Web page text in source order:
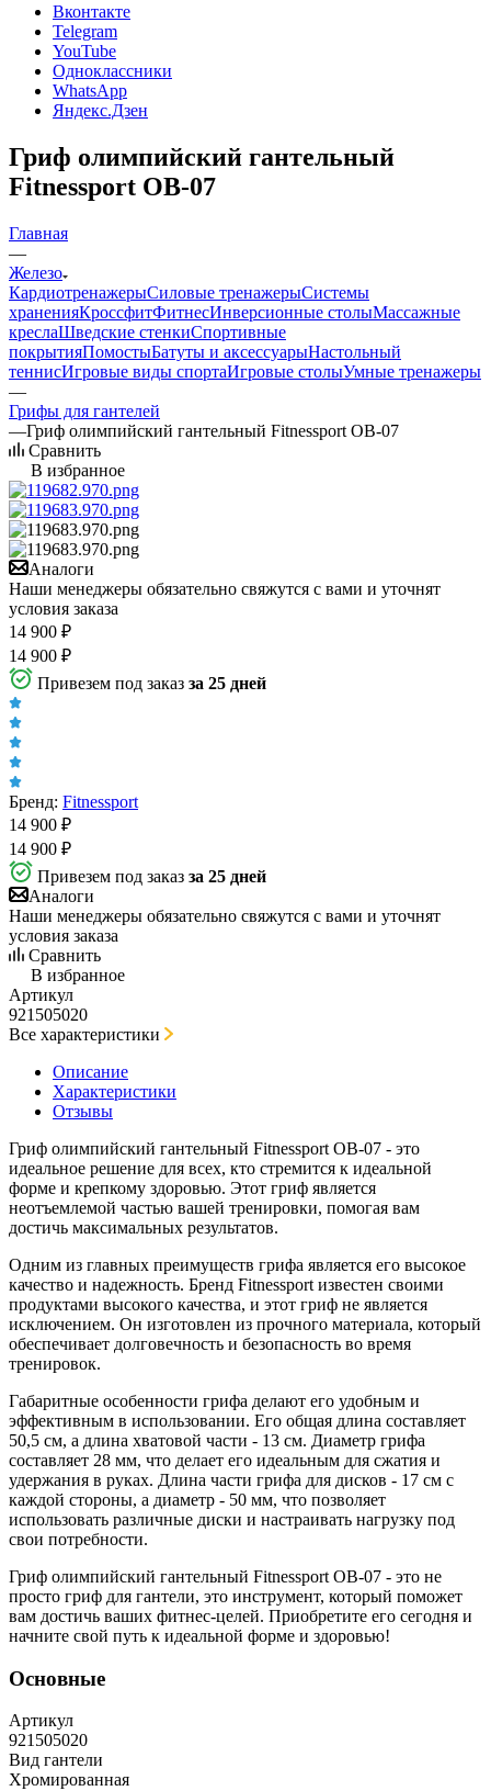
Вконтакте
Telegram
YouTube
Одноклассники
WhatsApp
Яндекс.Дзен
Гриф олимпийский гантельный
Fitnessport OB-07
Главная
—
Железо
КардиотренажерыСиловые тренажерыСистемы
храненияКроссфитФитнесИнверсионные столыМассажные
креслаШведские стенкиСпортивные
покрытияПомостыБатуты и аксессуарыНастольный
теннисИгровые виды спортаИгровые столыУмные тренажеры
—
Грифы для гантелей
—Гриф олимпийский гантельный Fitnessport OB-07
Сравнить
В избранное
Аналоги
Наши менеджеры обязательно свяжутся с вами и уточнят
условия заказа
14 900 ₽
14 900 ₽
Привезем под заказ за 25 дней
Бренд: Fitnessport
14 900 ₽
14 900 ₽
Привезем под заказ за 25 дней
Аналоги
Наши менеджеры обязательно свяжутся с вами и уточнят
условия заказа
Сравнить
В избранное
Артикул
921505020
Все характеристики
Описание
Характеристики
Отзывы
Гриф олимпийский гантельный Fitnessport OB-07 - это
идеальное решение для всех, кто стремится к идеальной
форме и крепкому здоровью. Этот гриф является
неотъемлемой частью вашей тренировки, помогая вам
достичь максимальных результатов.
Одним из главных преимуществ грифа является его высокое
качество и надежность. Бренд Fitnessport известен своими
продуктами высокого качества, и этот гриф не является
исключением. Он изготовлен из прочного материала, который
обеспечивает долговечность и безопасность во время
тренировок.
Габаритные особенности грифа делают его удобным и
эффективным в использовании. Его общая длина составляет
50,5 см, а длина хватовой части - 13 см. Диаметр грифа
составляет 28 мм, что делает его идеальным для сжатия и
удержания в руках. Длина части грифа для дисков - 17 см с
каждой стороны, а диаметр - 50 мм, что позволяет
использовать различные диски и настраивать нагрузку под
свои потребности.
Гриф олимпийский гантельный Fitnessport OB-07 - это не
просто гриф для гантели, это инструмент, который поможет
вам достичь ваших фитнес-целей. Приобретите его сегодня и
начните свой путь к идеальной форме и здоровью!
Основные
Артикул
921505020
Вид гантели
Хромированная